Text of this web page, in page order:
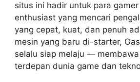
situs ini hadir untuk para
enthusiast yang mencari
yang cepat, kuat, dan penuh
mesin yang baru di-starter,
selalu siap melaju —
terdepan dunia game dan